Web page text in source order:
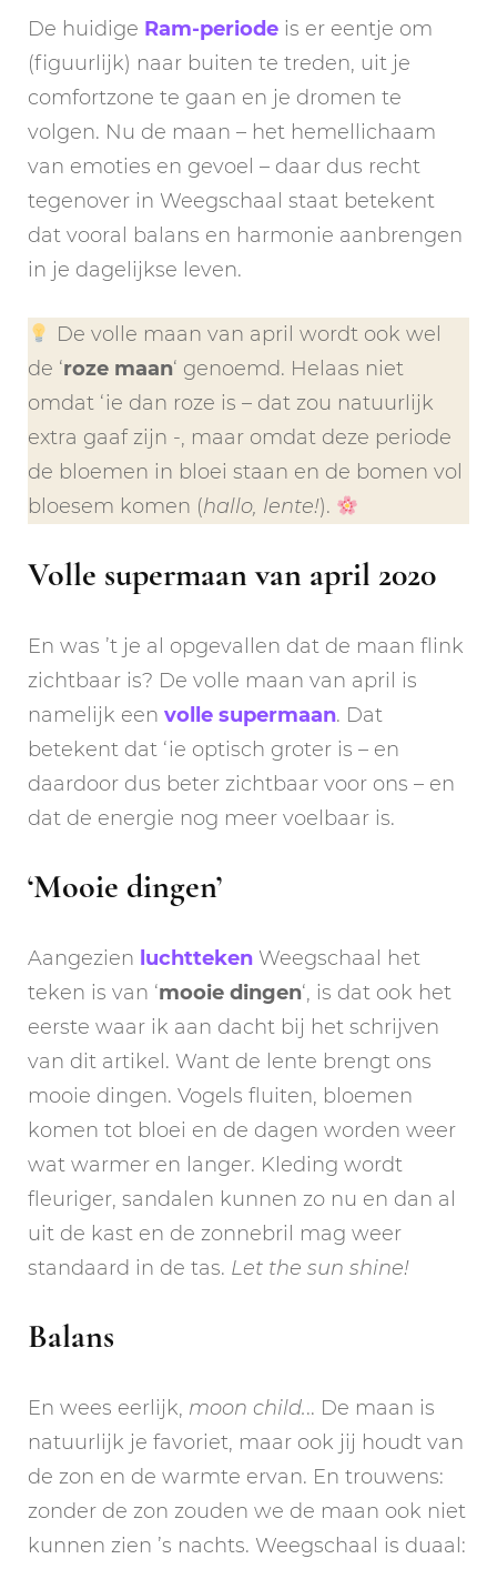
De huidige Ram-periode is er eentje om
(figuurlijk) naar buiten te treden, uit je
comfortzone te gaan en je dromen te
volgen. Nu de maan – het hemellichaam
van emoties en gevoel – daar dus recht
tegenover in Weegschaal staat betekent
dat vooral balans en harmonie aanbrengen
in je dagelijkse leven.
De volle maan van april wordt ook wel
de ‘roze maan‘ genoemd. Helaas niet
omdat ‘ie dan roze is – dat zou natuurlijk
extra gaaf zijn -, maar omdat deze periode
de bloemen in bloei staan en de bomen vol
bloesem komen (hallo, lente!).
Volle supermaan van april 2020
En was ’t je al opgevallen dat de maan flink
zichtbaar is? De volle maan van april is
namelijk een volle supermaan. Dat
betekent dat ‘ie optisch groter is – en
daardoor dus beter zichtbaar voor ons – en
dat de energie nog meer voelbaar is.
‘Mooie dingen’
Aangezien luchtteken Weegschaal het
teken is van ‘mooie dingen‘, is dat ook het
eerste waar ik aan dacht bij het schrijven
van dit artikel. Want de lente brengt ons
mooie dingen. Vogels fluiten, bloemen
komen tot bloei en de dagen worden weer
wat warmer en langer. Kleding wordt
fleuriger, sandalen kunnen zo nu en dan al
uit de kast en de zonnebril mag weer
standaard in de tas. Let the sun shine!
Balans
En wees eerlijk, moon child... De maan is
natuurlijk je favoriet, maar ook jij houdt van
de zon en de warmte ervan. En trouwens:
zonder de zon zouden we de maan ook niet
kunnen zien ’s nachts. Weegschaal is duaal: